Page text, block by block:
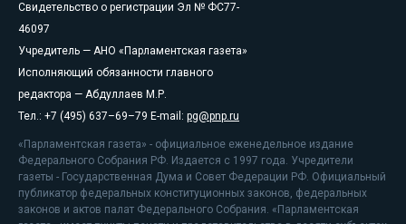
Свидетельство о регистрации Эл № ФС77-
46097
Учредитель — АНО «Парламентская газета»
Исполняющий обязанности главного
редактора — Абдуллаев М.Р.
Тел.: +7 (495) 637–69–79 E-mail: pg@pnp.ru
«Парламентская газета» - официальное еженедельное издание
Федерального Собрания РФ. Издается с 1997 года. Учредители
газеты - Государственная Дума и Совет Федерации РФ. Официальный
публикатор федеральных конституционных законов, федеральных
законов и актов палат Федерального Собрания. «Парламентская